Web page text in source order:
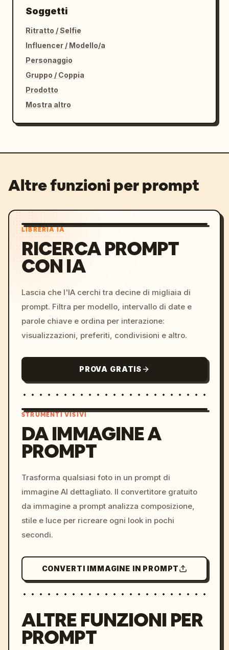
Soggetti
Ritratto / Selfie
Influencer / Modello/a
Personaggio
Gruppo / Coppia
Prodotto
Mostra altro
Altre funzioni per prompt
LIBRERIA IA
RICERCA PROMPT
CON IA
Lascia che l'IA cerchi tra decine di migliaia di
prompt. Filtra per modello, intervallo di date e
parole chiave e ordina per interazione:
visualizzazioni, preferiti, condivisioni e altro.
PROVA GRATIS
colors, 8k --v 6.0
STRUMENTI VISIVI
DA IMMAGINE A
PROMPT
Trasforma qualsiasi foto in un prompt di
immagine AI dettagliato. Il convertitore gratuito
da immagine a prompt analizza composizione,
stile e luce per ricreare ogni look in pochi
secondi.
CONVERTI IMMAGINE IN PROMPT
ALTRE FUNZIONI PER
PROMPT